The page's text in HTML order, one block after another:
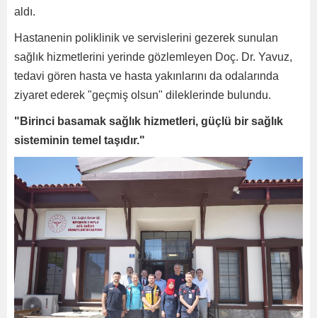
aldı.
Hastanenin poliklinik ve servislerini gezerek sunulan
sağlık hizmetlerini yerinde gözlemleyen Doç. Dr. Yavuz,
tedavi gören hasta ve hasta yakınlarını da odalarında
ziyaret ederek "geçmiş olsun" dileklerinde bulundu.
"Birinci basamak sağlık hizmetleri, güçlü bir sağlık
sisteminin temel taşıdır."